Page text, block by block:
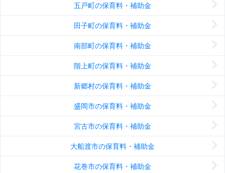
五戸町の保育料・補助金
田子町の保育料・補助金
南部町の保育料・補助金
階上町の保育料・補助金
新郷村の保育料・補助金
盛岡市の保育料・補助金
宮古市の保育料・補助金
大船渡市の保育料・補助金
花巻市の保育料・補助金